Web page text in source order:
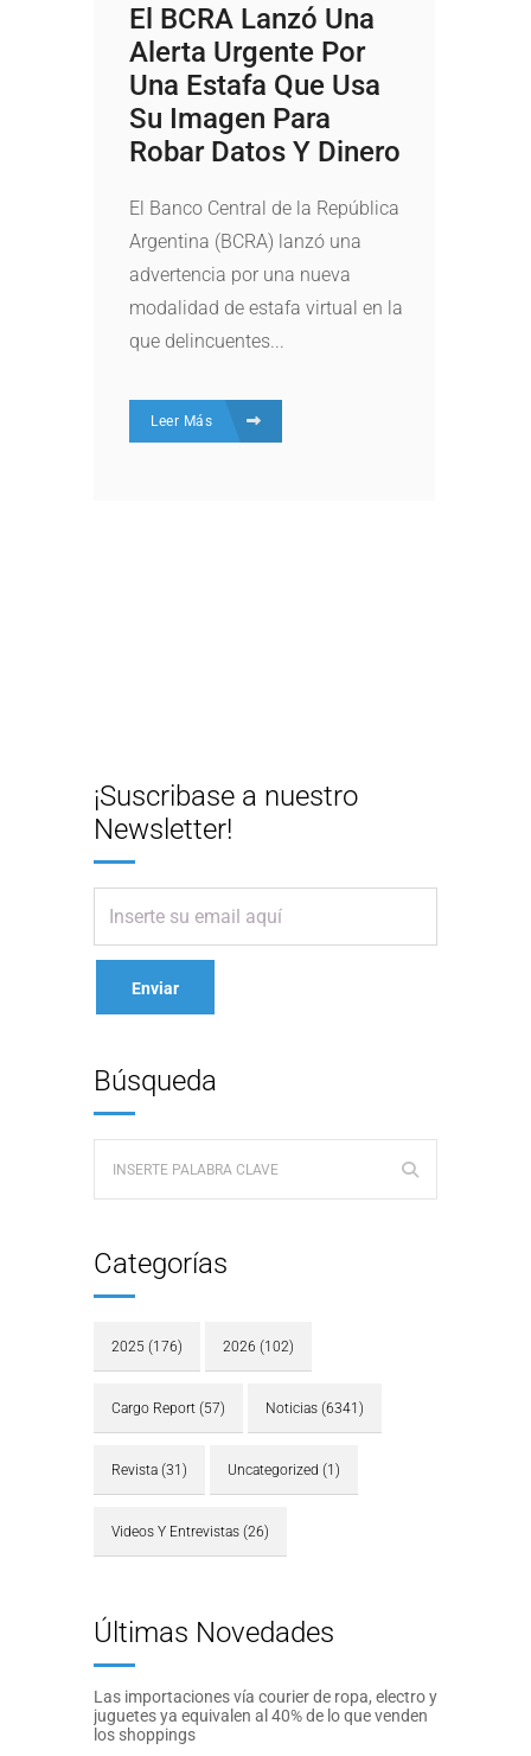
El BCRA Lanzó Una
Alerta Urgente Por
Una Estafa Que Usa
Su Imagen Para
Robar Datos Y Dinero
El Banco Central de la República
Argentina (BCRA) lanzó una
advertencia por una nueva
modalidad de estafa virtual en la
que delincuentes...
Leer Más
¡Suscribase a nuestro
Newsletter!
Búsqueda
Categorías
2025 (176) 2026 (102)
Cargo Report (57) Noticias (6341)
Revista (31) Uncategorized (1)
Videos Y Entrevistas (26)
Últimas Novedades
Las importaciones vía courier de ropa, electro y
juguetes ya equivalen al 40% de lo que venden
los shoppings